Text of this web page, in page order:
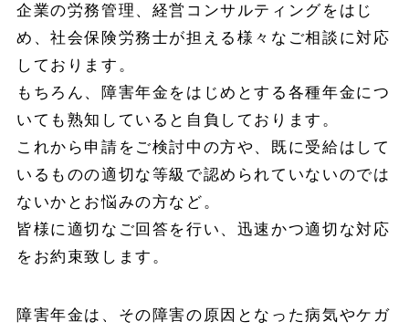
企業の労務管理、経営コンサルティングをはじ
め、社会保険労務士が担える様々なご相談に対応
しております。
もちろん、障害年金をはじめとする各種年金につ
いても熟知していると自負しております。
これから申請をご検討中の方や、既に受給はして
いるものの適切な等級で認められていないのでは
ないかとお悩みの方など。
皆様に適切なご回答を行い、迅速かつ適切な対応
をお約束致します。
障害年金は、その障害の原因となった病気やケガ